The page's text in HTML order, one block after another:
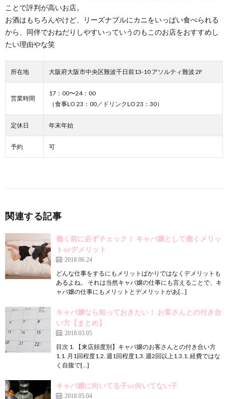
ことで評判が高いお店。
お酒はもちろんやけど、リーズナブルにカニをいっぱい食べられる
から、同伴でおねだりしやすいっていうのもこのお店をおすすめし
たい理由やな笑
所在地 大阪府大阪市中央区難波千日前13-10 アソルティ難波 2F
営業時間
17：00〜24：00
（食事LO 23：00／ドリンクLO 23：30）
定休日 年末年始
予約 可
関連する記事
働く前に必ずチェック！ キャバ嬢として働くメリッ
トorデメリット
2018.06.24
どんな仕事をするにもメリットばかりではなくデメリットも
あるよね。 それは当然キャバ嬢の仕事にも言えることで、キ
ャバ嬢の仕事にもメリットとデメリットがあ[…]
キャバ嬢なら知っておきたい！ お客さんとの付き合
い方【まとめ】
2018.03.05
目次 1. 【来店頻度別】キャバ嬢のお客さんとの付き合い方
1.1. 月1回程度1.2. 週1回程度1.3. 週2回以上1.3.1. 経費ではな
く自腹で[…]
キャバ嬢に向いてる子or向いてない子
2018.05.04